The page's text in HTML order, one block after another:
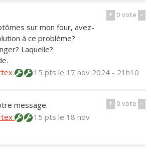
+ 0vote -
sur mon four, avez-
à ce problème?
Laquelle?
15 ptsle 17 nov 2024 - 21h10
+ 0vote -
message.
15 ptsle 18 nov